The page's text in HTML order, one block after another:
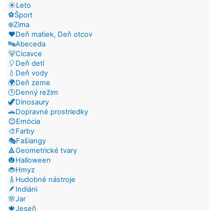
☀️Leto
⚽Šport
❄️Zima
❤️Deň matiek, Deň otcov
🔤Abeceda
🐻Cicavce
🎈Deň detí
💧Deň vody
🌍Deň zeme
🕒Denný režim
🦖Dinosaury
🚗Dopravné prostriedky
😊Emócia
🎨Farby
🎭Fašiangy
🔺Geometrické tvary
🎃Halloween
🐞Hmyz
🎸Hudobné nástroje
🪶Indiáni
🌸Jar
🍁Jeseň